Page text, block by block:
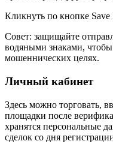
Кликнуть по кнопке
Совет: защищайте
водяными знаками,
мошеннических целях.
Личный кабинет
Здесь можно торговать,
площадки после
хранятся персональные
сделок со дня